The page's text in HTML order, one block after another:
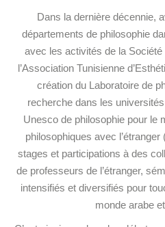
Dans la dernière décennie,
départements de philosophie
avec les activités de la
l’Association Tunisienne
création du Laboratoire de
recherche dans les
Unesco de philosophie pour le
philosophiques avec
stages et participations à des
de professeurs de l’étranger,
intensifiés et diversifiés pour
monde arabe